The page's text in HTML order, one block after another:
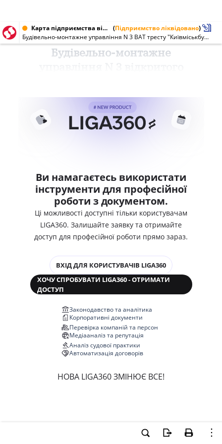
Карта підприємства від 19.07.2000 (Підприємство ліквідовано)
Будівельно-монтажне управління N 3 ВАТ тресту "Київміськбуд-1"
Будівельно-монтажне
Ви намагаєтесь використати
інструменти для професійної
роботи з документом.
Ці можливості доступні тільки користувачам
LIGA360. Залишайте заявку та отримайте
доступ для професійної роботи прямо зараз.
ВХІД ДЛЯ КОРИСТУВАЧІВ LIGA360
ХОЧУ СПРОБУВАТИ LIGA360 - ОТРИМАТИ
ДОСТУП
Законодавство та аналітика
Корпоративні документи
Перевірка компаній та персон
Медіааналіз та репутація
Аналіз судової практики
Автоматизація договорів
НОВА LIGA360 ЗМІНЮЄ ВСЕ!